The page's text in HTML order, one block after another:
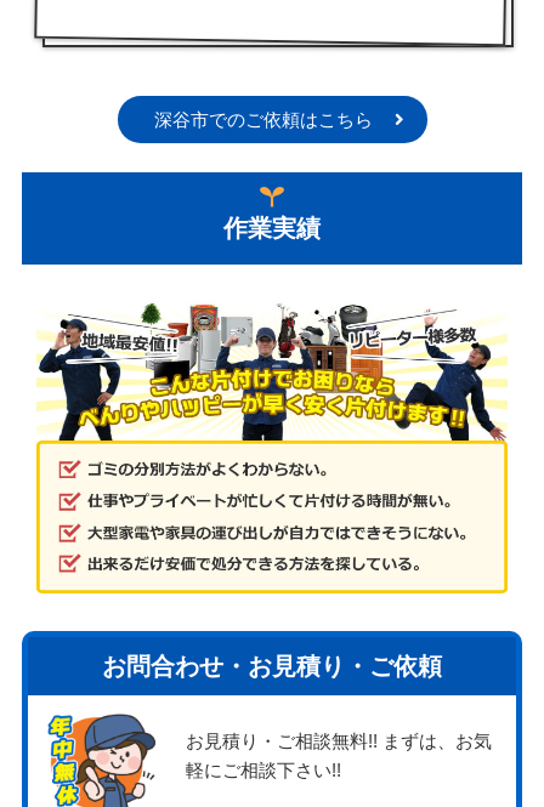
深谷市でのご依頼はこちら
作業実績
お問合わせ・お見積り・ご依頼
お見積り・ご相談無料!! まずは、お気
軽にご相談下さい!!